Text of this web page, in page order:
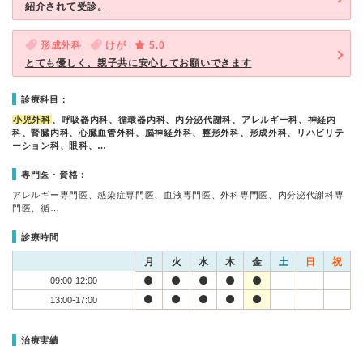
紹介されて受診。
形成外科 けが
5.0
とても優しく、親子共に安心してお願いできます
診療科目：
小児外科 、呼吸器内科、循環器内科、内分泌代謝科、アレルギー科、神経内
科、腎臓内科、心臓血管外科、脳神経外科、整形外科、形成外科、リハビリテ
ーション科、眼科、…
専門医・資格：
アレルギー専門医、感染症専門医、血液専門医、外科専門医、内分泌代謝科専
門医、循…
診療時間
月 火 水 木 金 土 日 祝
09:00-12:00
13:00-17:00
治療実績